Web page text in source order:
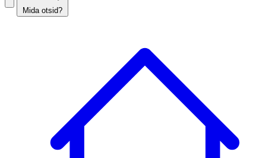
Mida otsid?